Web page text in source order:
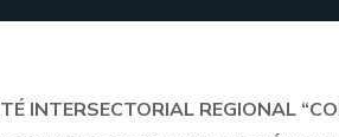
INTERSECTORIAL REGIONAL